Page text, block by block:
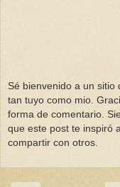
Sé bienvenido a un sitio
tan tuyo como mio.
forma de comentario.
que este post te inspiró
compartir con otros.